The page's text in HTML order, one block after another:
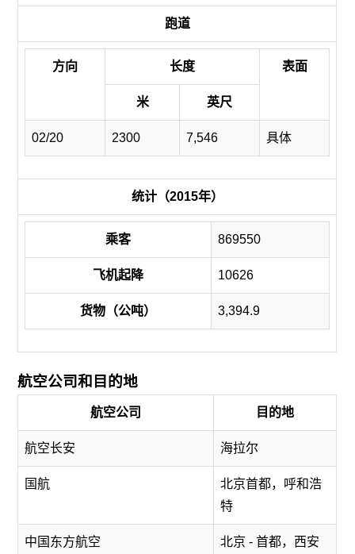
跑道
方向 长度 表面
米 英尺
02/20 2300 7,546 具体
统计（2015年）
乘客 869550
飞机起降 10626
货物（公吨） 3,394.9
航空公司和目的地
航空公司 目的地
航空长安 海拉尔
国航
北京首都，呼和浩
特
中国东方航空 北京 - 首都，西安